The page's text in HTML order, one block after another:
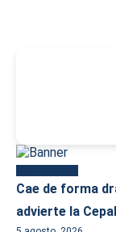
Cae de forma
advierte la Cepal